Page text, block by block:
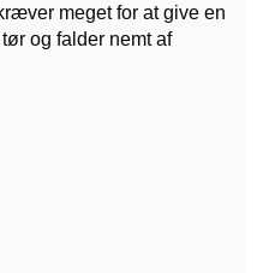
meget for at give en
og falder nemt af